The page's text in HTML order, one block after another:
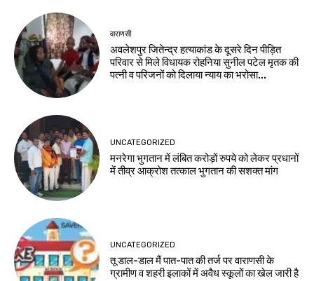
वाराणसी
अवलेशपुर जितेन्द्र हत्याकांड के दूसरे दिन पीड़ित
परिवार से मिले विधायक रोहनिया सुनील पटेल मृतक की
पत्नी व परिजनों को दिलाया न्याय का भरोसा...
UNCATEGORIZED
मनरेगा भुगतान में लंबित करोड़ों रुपये को लेकर प्रधानों
में तीव्र आक्रोश तत्काल भुगतान की सशक्त मांग
UNCATEGORIZED
तू डाल-डाल मैं पात-पात की तर्ज पर वाराणसी के
ग्रामीण व शहरी इलाकों में अवैध स्कूलों का खेल जारी है